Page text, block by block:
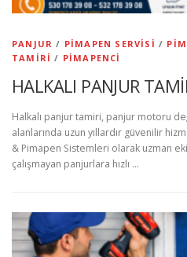
PANJUR / PIMAPEN SERVISI /
TAMIRI / PIMAPENCI
HALKALI PANJUR
Halkalı panjur tamiri, panjur motoru
alanlarında uzun yıllardır güvenilir
& Pimapen Sistemleri olarak uzman
çalışmayan panjurlara hızlı …